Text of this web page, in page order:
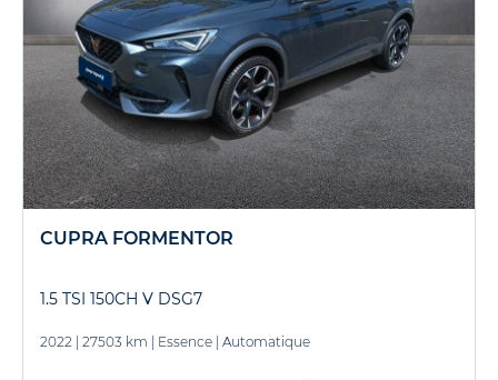
CUPRA FORMENTOR
1.5 TSI 150CH V DSG7
2022 27503 km Essence Automatique